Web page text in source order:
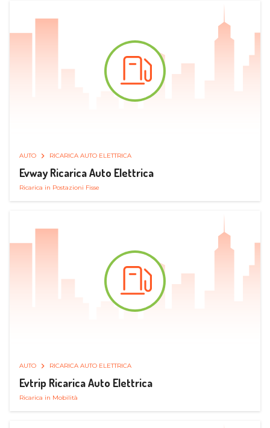
AUTO RICARICA AUTO ELETTRICA
Evway Ricarica Auto Elettrica
Ricarica in Postazioni Fisse
AUTO RICARICA AUTO ELETTRICA
Evtrip Ricarica Auto Elettrica
Ricarica in Mobilità